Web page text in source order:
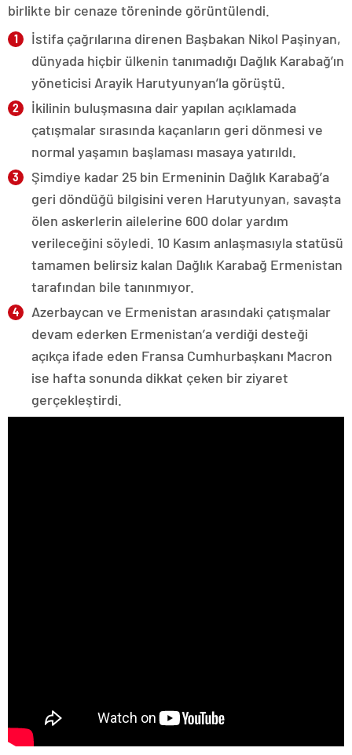
birlikte bir cenaze töreninde görüntülendi.
İstifa çağrılarına direnen Başbakan Nikol Paşinyan,
dünyada hiçbir ülkenin tanımadığı Dağlık Karabağ’ın
yöneticisi Arayik Harutyunyan’la görüştü.
İkilinin buluşmasına dair yapılan açıklamada
çatışmalar sırasında kaçanların geri dönmesi ve
normal yaşamın başlaması masaya yatırıldı.
Şimdiye kadar 25 bin Ermeninin Dağlık Karabağ’a
geri döndüğü bilgisini veren Harutyunyan, savaşta
ölen askerlerin ailelerine 600 dolar yardım
verileceğini söyledi. 10 Kasım anlaşmasıyla statüsü
tamamen belirsiz kalan Dağlık Karabağ Ermenistan
tarafından bile tanınmıyor.
Azerbaycan ve Ermenistan arasındaki çatışmalar
devam ederken Ermenistan’a verdiği desteği
açıkça ifade eden Fransa Cumhurbaşkanı Macron
ise hafta sonunda dikkat çeken bir ziyaret
gerçekleştirdi.